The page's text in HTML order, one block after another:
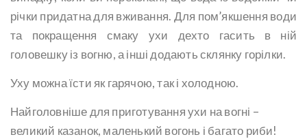
річки придатна для вживання. Для пом’якшення води
та покращення смаку ухи дехто гасить в ній
головешку із вогню, а інші додають склянку горілки.
Уху можна їсти як гарячою, так і холодною.
Найголовніше для приготування ухи на вогні –
великий казанок, маленький вогонь і багато риби!